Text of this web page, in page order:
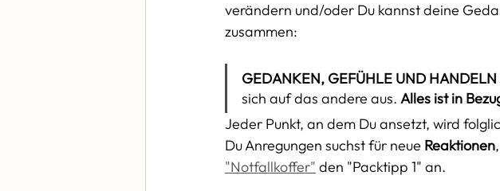
verändern und/oder Du kannst deine
zusammen:
GEDANKEN, GEFÜHLE UND HANDELN
sich auf das andere aus. Alles ist in
Jeder Punkt, an dem Du ansetzt, wird
Du Anregungen suchst für neue Reaktionen
"Notfallkoffer" den "Packtipp 1" an.